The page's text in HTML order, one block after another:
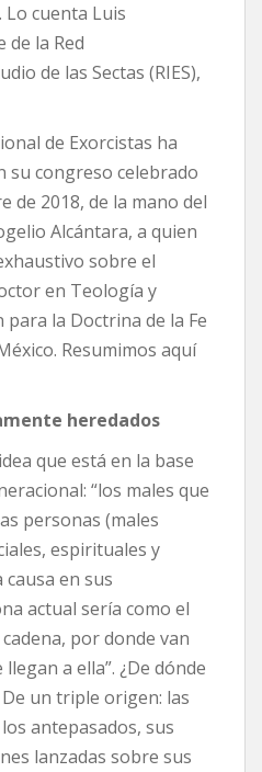
cuenta Luis
la Red
de las Sectas (RIES),
de Exorcistas ha
su congreso celebrado
de 2018, de la mano del
Alcántara, a quien
sobre el
en Teología y
la Doctrina de la Fe
Resumimos aquí
heredados
que está en la base
“los males que
personas (males
espirituales y
en sus
actual sería como el
por donde van
a ella”. ¿De dónde
un triple origen: las
antepasados, sus
lanzadas sobre sus